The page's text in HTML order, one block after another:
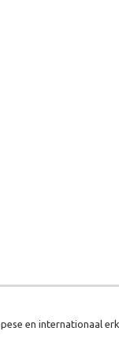
en internationaal